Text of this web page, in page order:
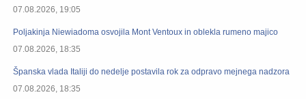
07.08.2026, 19:05
Poljakinja Niewiadoma osvojila Mont Ventoux in oblekla rumeno majico
07.08.2026, 18:35
Španska vlada Italiji do nedelje postavila rok za odpravo mejnega nadzora
07.08.2026, 18:35